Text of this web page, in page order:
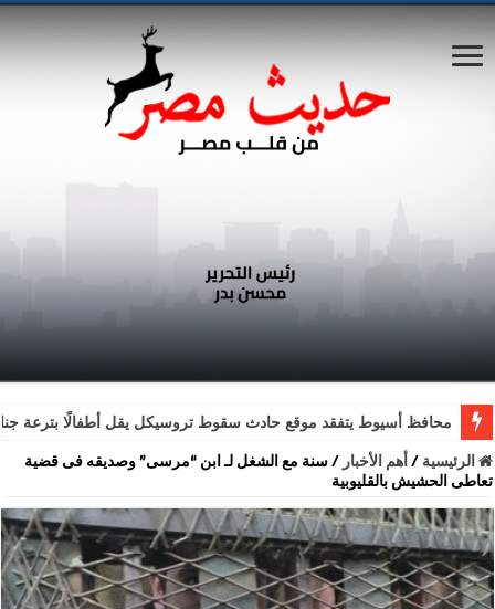
محافظ أسيوط يتفقد موقع حادث سقوط تروسيكل يقل أطفالًا بترعة
الرئيسية /أهم الأخبار /سنة مع الشغل لـ ابن “مرسى” وصديقه فى قضية
تعاطى الحشيش بالقليوبية